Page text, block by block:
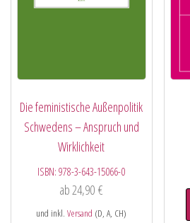
Die feministische Außenpolitik
Schwedens – Anspruch und
Wirklichkeit
ISBN:978-3-643-15066-0
ab24,90€
und inkl.Versand (D, A, CH)